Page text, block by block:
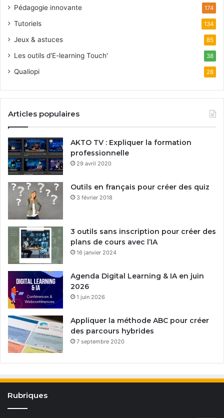
Pédagogie innovante 174
Tutoriels 134
Jeux & astuces 85
Les outils d'E-learning Touch' 38
Qualiopi 28
Articles populaires
AKTO TV : Expliquer la formation
professionnelle
29 avril 2020
Outils en français pour créer des quiz
3 février 2018
3 outils sans inscription pour créer des
plans de cours avec l’IA
16 janvier 2024
Agenda Digital Learning & IA en juin
2026
1 juin 2026
Appliquer la méthode ABC pour créer
des parcours hybrides
7 septembre 2020
Rubriques